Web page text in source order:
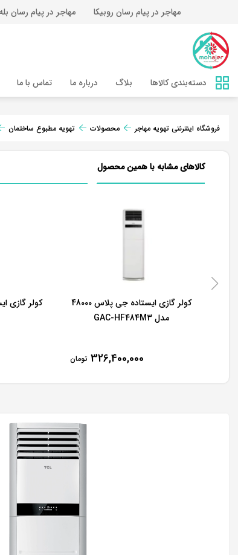
مهاجر در پیام رسان روبیکا مهاجر در پیام رسان بله
دسته‌بندی کالاها بلاگ درباره ما تماس‌ با ما
فروشگاه اینترنتی تهویه مهاجر محصولات تهویه مطبوع ساختمان
کالاهای مشابه با همین محصول
کولر گازی ایستاده جی پلاس 48000
مدل GAC-HF484M3
326,400,000 تومان
کولر گازی